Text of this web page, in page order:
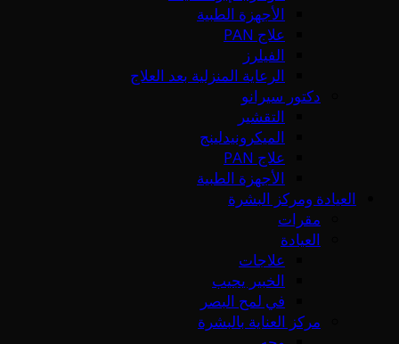
الأجهزة الطبية
علاج PAN
الفيلرز
الرعاية المنزلية بعد العلاج
دكتور سيرانو
التقشير
الميكرونيدلينج
علاج PAN
الأجهزة الطبية
العيادة ومركز البشرة
مقرات
العيادة
علاجات
الخبير يجيب
في لمح البصر
مركز العناية بالبشرة